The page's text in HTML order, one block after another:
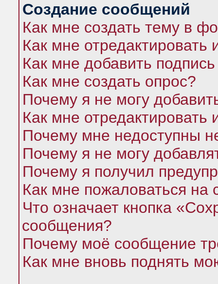
Создание сообщений
Как мне создать тему в
Как мне
Как мне добавить
Как мне создать опрос?
Почему я не могу
Как мне отредактировать
Почему мне недоступны
Почему я не могу
Почему я получил
Как мне пожаловаться
Что означает кнопка
сообщения?
Почему моё сообщение
Как мне вновь поднять